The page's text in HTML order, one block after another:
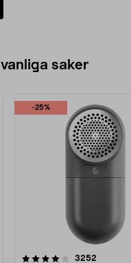
saker
-25%
3252
4.5av 5 stjärnor